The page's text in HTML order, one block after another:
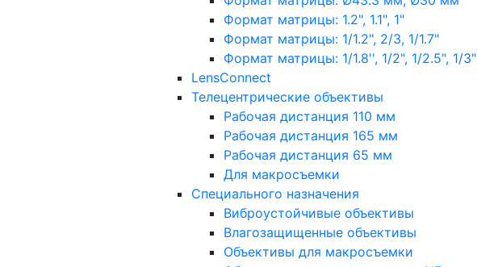
Формат матрицы: 1.2", 1.1", 1"
Формат матрицы: 1/1.2", 2/3, 1/1.7"
Формат матрицы: 1/1.8'', 1/2", 1/2.5", 1/3"
LensConnect
Телецентрические объективы
Рабочая дистанция 110 мм
Рабочая дистанция 165 мм
Рабочая дистанция 65 мм
Для макросъемки
Специального назначения
Виброустойчивые объективы
Влагозащищенные объективы
Объективы для макросъемки